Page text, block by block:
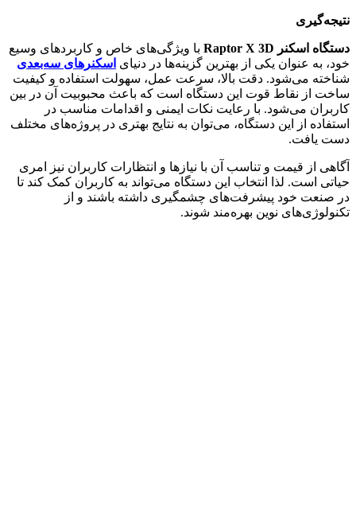
نتیجه‌گیری
دستگاه اسکنر Raptor X 3D
با ویژگی‌های خاص و کاربردهای وسیع
خود، به عنوان یکی از بهترین گزینه‌ها در دنیای اسکنرهای سه‌بعدی
شناخته می‌شود. دقت بالا، سرعت عمل، سهولت استفاده و کیفیت
ساخت از نقاط قوت این دستگاه است که باعث محبوبیت آن در بین
کاربران می‌شود. با رعایت نکات ایمنی و اقدامات مناسب در
استفاده از این دستگاه، می‌توان به نتایج بهتری در پروژه‌های مختلف
دست یافت.
آگاهی از قیمت و تناسب آن با نیازها و انتظارات کاربران نیز امری
حیاتی است. لذا انتخاب این دستگاه می‌تواند به کاربران کمک کند تا
در صنعت خود پیشرفت‌های چشمگیری داشته باشند و از
تکنولوژی‌های نوین بهره‌مند شوند.